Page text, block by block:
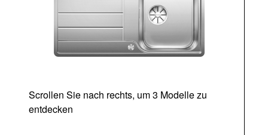
Scrollen Sie nach rechts, um 3 Modelle zu
entdecken